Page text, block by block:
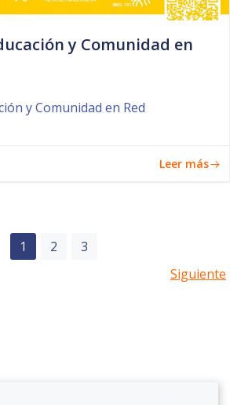
y Comunidad en
y Comunidad en Red
Leer más
Página
1 Página
2 Página
3
Siguiente